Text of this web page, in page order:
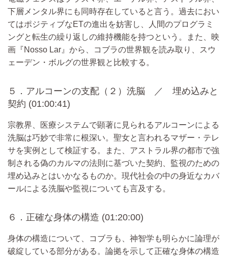
下層メンタル界にも同時存在していると言う。過去におい
てはポジティブなETの進出を妨害し、人間のプログラミ
ングと転生の繰り返しの維持機能を持つという。また、映
画『Nosso Lar』から、コブラの世界観を読み取り、スウ
ェーデン・ボルグの世界観と比較する。
５．アルコーンの支配（２）洗脳 ／ 埋め込みと
契約 (01:00:41)
宗教界、医療システムで顕著に見られるアルコーンによる
洗脳は巧妙で非常に根深い。聖女と言われるマザー・テレ
サを実例として検証する。また、アストラル界の都市で強
制される偽のカルマの法則に基づいた契約、監視のための
埋め込みとはいかなるものか。現代社会の中の身近なカバ
ールによる洗脳や監視についても言及する。
６．正確な身体の構造 (01:20:00)
身体の構造について、コブラも、神智学も明らかに論理が
破綻している部分がある。論拠を示して正確な身体の構造